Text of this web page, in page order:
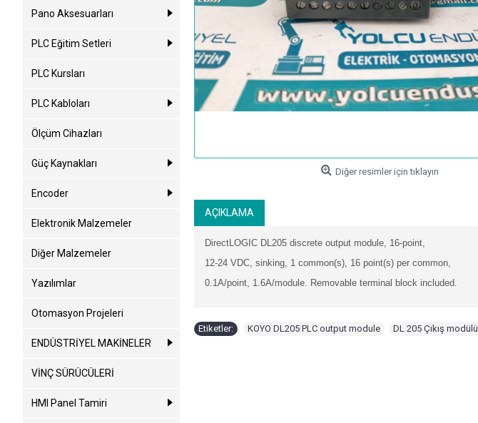
Pano Aksesuarları
PLC Eğitim Setleri
PLC Kursları
PLC Kabloları
Ölçüm Cihazları
Güç Kaynakları
Encoder
Elektronik Malzemeler
Diğer Malzemeler
Yazılımlar
Otomasyon Projeleri
ENDÜSTRİYEL MAKİNELER
VİNÇ SÜRÜCÜLERİ
HMI Panel Tamiri
Diğer resimler için tıklayın
AÇIKLAMA
DirectLOGIC DL205 discrete output module, 16-point,
12-24 VDC, sinking, 1 common(s), 16 point(s) per common,
0.1A/point, 1.6A/module. Removable terminal block included.
Etiketler: KOYO DL205 PLC output module DL 205 Çıkış modülü